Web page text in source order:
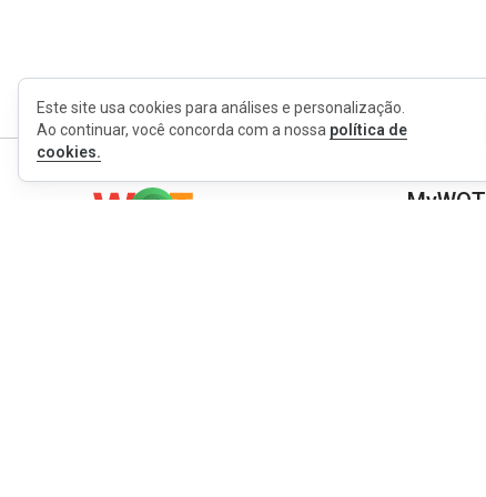
MyWOT
Este site usa cookies para análises e personalização.
Ao continuar, você concorda com a nossa política de
cookies.